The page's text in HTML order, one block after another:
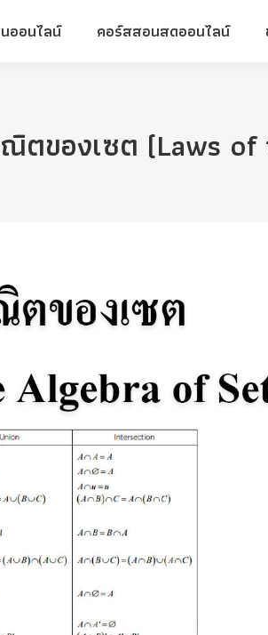
ออนไลน์ คอร์สสอนสดออนไลน์
ตของเซต (Laws
ออนไลน์ คอร์สสอนสดออนไลน์